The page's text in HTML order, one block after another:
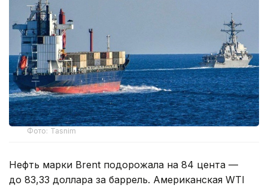
Фото: Tasnim
Нефть марки Brent подорожала на 84 цента —
до 83,33 доллара за баррель. Американская WTI